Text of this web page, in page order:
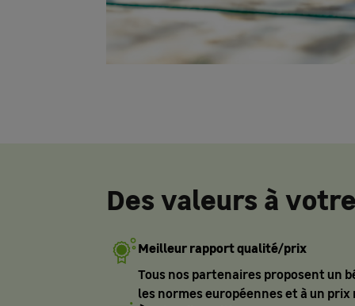
Des valeurs à
Meilleur rapport qualité/prix
Tous nos partenaires proposent un
les normes européennes et à un prix